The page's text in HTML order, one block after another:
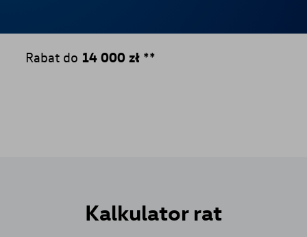
Rabat do 14 000 zł **
Kalkulatorrat